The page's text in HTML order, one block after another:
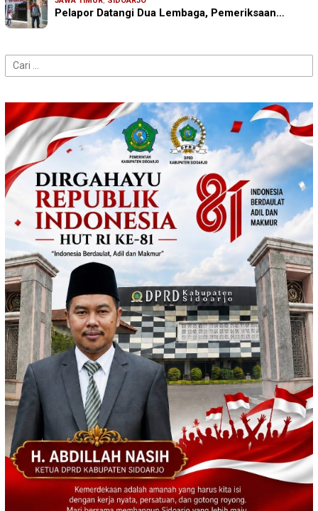
Pelapor Datangi Dua Lembaga, Pemeriksaan…
Cari
untuk: